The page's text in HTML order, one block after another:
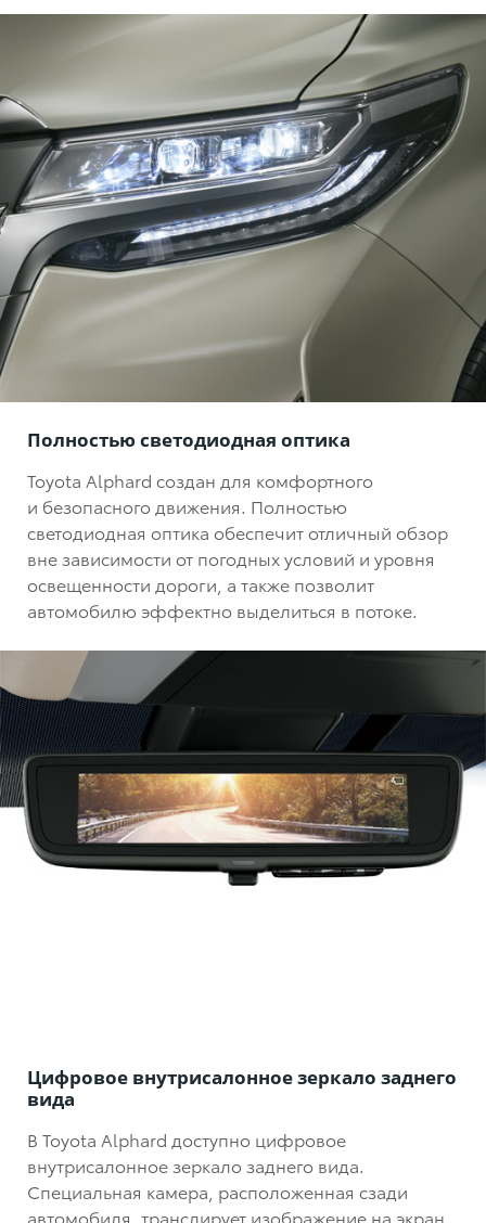
Полностью светодиодная оптика
Toyota Alphard создан для комфортного
и безопасного движения. Полностью
светодиодная оптика обеспечит отличный обзор
вне зависимости от погодных условий и уровня
освещенности дороги, а также позволит
автомобилю эффектно выделиться в потоке.
Цифровое внутрисалонное зеркало заднего
вида
В Toyota Alphard доступно цифровое
внутрисалонное зеркало заднего вида.
Специальная камера, расположенная сзади
автомобиля, транслирует изображение на экран.